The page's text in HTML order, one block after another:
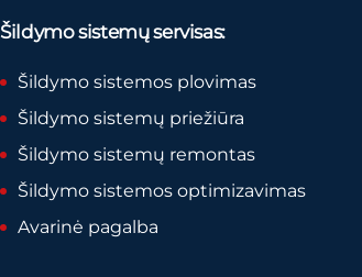
Šildymo sistemų servisas:
Šildymo sistemos plovimas
Šildymo sistemų priežiūra
Šildymo sistemų remontas
Šildymo sistemos optimizavimas
Avarinė pagalba